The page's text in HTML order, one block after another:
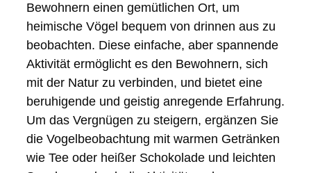
Bewohnern einen gemütlichen Ort, um
heimische Vögel bequem von drinnen aus zu
beobachten. Diese einfache, aber spannende
Aktivität ermöglicht es den Bewohnern, sich
mit der Natur zu verbinden, und bietet eine
beruhigende und geistig anregende Erfahrung.
Um das Vergnügen zu steigern, ergänzen Sie
die Vogelbeobachtung mit warmen Getränken
wie Tee oder heißer Schokolade und leichten